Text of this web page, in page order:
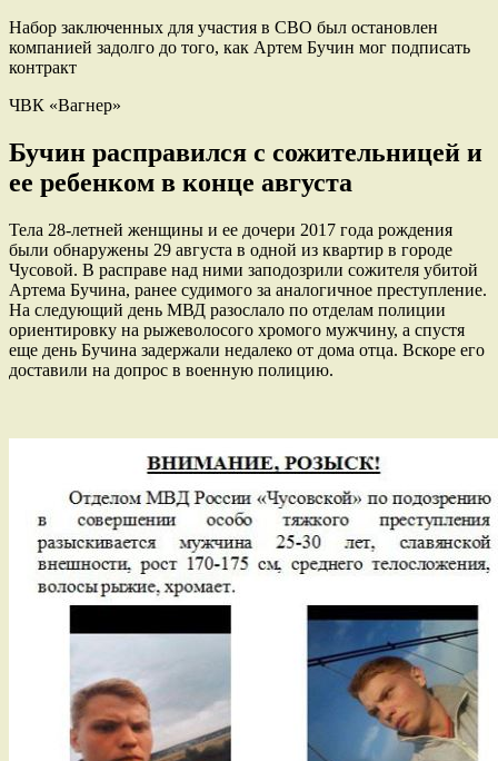
Набор заключенных для участия в СВО был остановлен
компанией задолго до того, как Артем Бучин мог подписать
контракт
ЧВК «Вагнер»
Бучин расправился с сожительницей и
ее ребенком в конце августа
Тела 28-летней женщины и ее дочери 2017 года рождения
были обнаружены 29 августа в одной из квартир в городе
Чусовой. В расправе над ними заподозрили сожителя убитой
Артема Бучина, ранее судимого за аналогичное преступление.
На следующий день МВД разослало по отделам полиции
ориентировку на рыжеволосого хромого мужчину, а спустя
еще день Бучина задержали недалеко от дома отца. Вскоре его
доставили на допрос в военную полицию.